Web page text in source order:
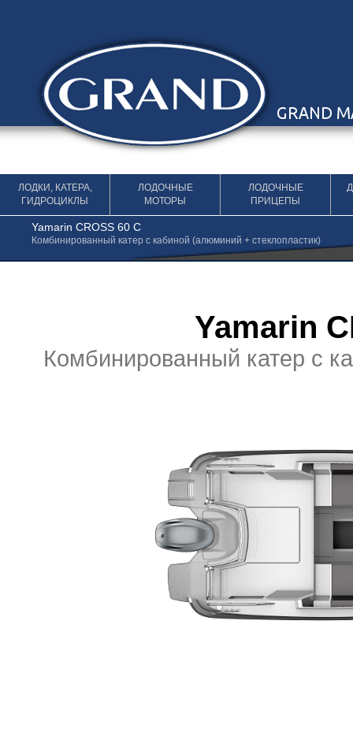
ЛОДКИ, КАТЕРА,
ГИДРОЦИКЛЫ
ЛОДОЧНЫЕ
МОТОРЫ
ЛОДОЧНЫЕ
ПРИЦЕПЫ
Yamarin CROSS 60 C
Комбинированный катер с кабиной (алюминий + стеклопластик)
Yamarin
Комбинированный катер с